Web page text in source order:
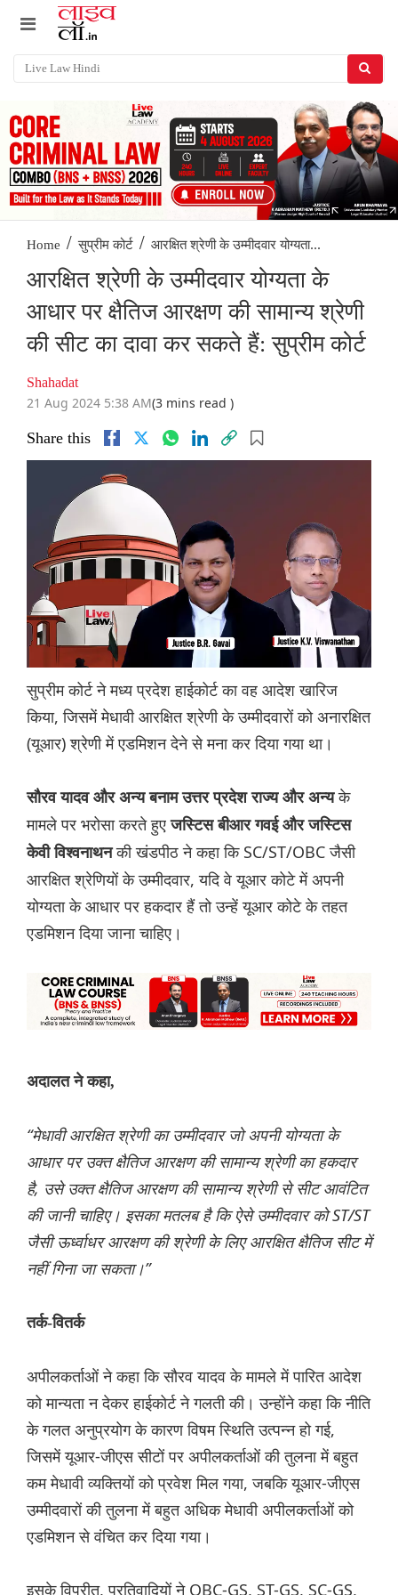
Home / सुप्रीम कोर्ट / आरक्षित श्रेणी के उम्मीदवार योग्यता...
आरक्षित श्रेणी के उम्मीदवार योग्यता के
आधार पर क्षैतिज आरक्षण की सामान्य श्रेणी
की सीट का दावा कर सकते हैं: सुप्रीम कोर्ट
Shahadat
21 Aug 2024 5:38 AM(3 mins read )
Share this
सुप्रीम कोर्ट ने मध्य प्रदेश हाईकोर्ट का वह आदेश खारिज
किया, जिसमें मेधावी आरक्षित श्रेणी के उम्मीदवारों को अनारक्षित
(यूआर) श्रेणी में एडमिशन देने से मना कर दिया गया था।
सौरव यादव और अन्य बनाम उत्तर प्रदेश राज्य और अन्यके
मामले पर भरोसा करते हुएजस्टिस बीआर गवई और जस्टिस
केवी विश्वनाथनकी खंडपीठ ने कहा कि SC/ST/OBC जैसी
आरक्षित श्रेणियों के उम्मीदवार, यदि वे यूआर कोटे में अपनी
योग्यता के आधार पर हकदार हैं तो उन्हें यूआर कोटे के तहत
एडमिशन दिया जाना चाहिए।
अदालत ने कहा,
“मेधावी आरक्षित श्रेणी का उम्मीदवार जो अपनी योग्यता के
आधार पर उक्त क्षैतिज आरक्षण की सामान्य श्रेणी का हकदार
है, उसे उक्त क्षैतिज आरक्षण की सामान्य श्रेणी से सीट आवंटित
की जानी चाहिए। इसका मतलब है कि ऐसे उम्मीदवार को ST/ST
जैसी ऊर्ध्वाधर आरक्षण की श्रेणी के लिए आरक्षित क्षैतिज सीट में
नहीं गिना जा सकता।”
तर्क-वितर्क
अपीलकर्ताओं ने कहा कि सौरव यादव के मामले में पारित आदेश
को मान्यता न देकर हाईकोर्ट ने गलती की। उन्होंने कहा कि नीति
के गलत अनुप्रयोग के कारण विषम स्थिति उत्पन्न हो गई,
जिसमें यूआर-जीएस सीटों पर अपीलकर्ताओं की तुलना में बहुत
कम मेधावी व्यक्तियों को प्रवेश मिल गया, जबकि यूआर-जीएस
उम्मीदवारों की तुलना में बहुत अधिक मेधावी अपीलकर्ताओं को
एडमिशन से वंचित कर दिया गया।
इसके विपरीत, प्रतिवादियों ने OBC-GS, ST-GS, SC-GS,